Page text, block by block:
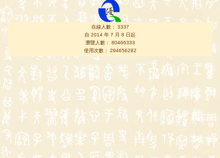
在線人數： 3337
自 2014 年 7 月 8 日起
瀏覽人數： 80466333
使用次數： 294656282